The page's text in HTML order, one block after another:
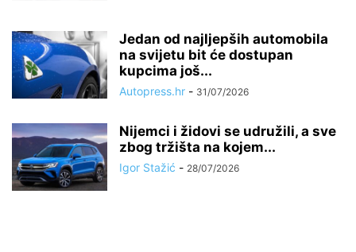
Jedan od najljepših automobila
na svijetu bit će dostupan
kupcima još...
Autopress.hr - 31/07/2026
Nijemci i židovi se udružili, a sve
zbog tržišta na kojem...
Igor Stažić - 28/07/2026